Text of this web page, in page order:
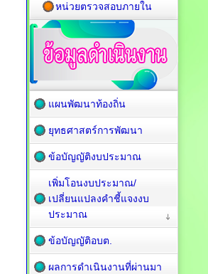
หน่วยตรวจสอบภายใน
แผนพัฒนาท้องถิ่น
ยุทธศาสตร์การพัฒนา
ข้อบัญญัติงบประมาณ
เพิ่มโอนงบประมาณ/
เปลี่ยนแปลงคำชี้แจงงบ
ประมาณ
ข้อบัญญัติอบต.
ผลการดำเนินงานที่ผ่านมา